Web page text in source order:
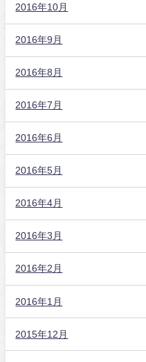
2016年10月
2016年9月
2016年8月
2016年7月
2016年6月
2016年5月
2016年4月
2016年3月
2016年2月
2016年1月
2015年12月